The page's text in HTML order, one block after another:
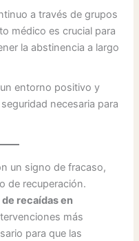
a través de grupos
médico es crucial para
la abstinencia a largo
entorno positivo y
necesaria para
un signo de fracaso,
de recuperación.
de recaídas en
más
para que las